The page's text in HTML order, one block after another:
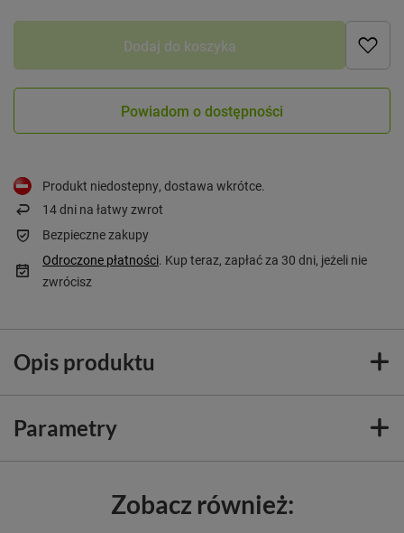
Dodaj do koszyka
Powiadom o dostępności
Produkt niedostepny, dostawa wkrótce
14dni na łatwy zwrot
Bezpieczne zakupy
Odroczone płatności. Kup teraz, zapłać za 30 dni, jeżeli nie
zwrócisz
Opis produktu
Parametry
Zobacz również: